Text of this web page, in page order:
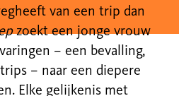
van een trip dan
zoekt een jonge vrouw
– een bevalling,
– naar een diepere
Elke gelijkenis met